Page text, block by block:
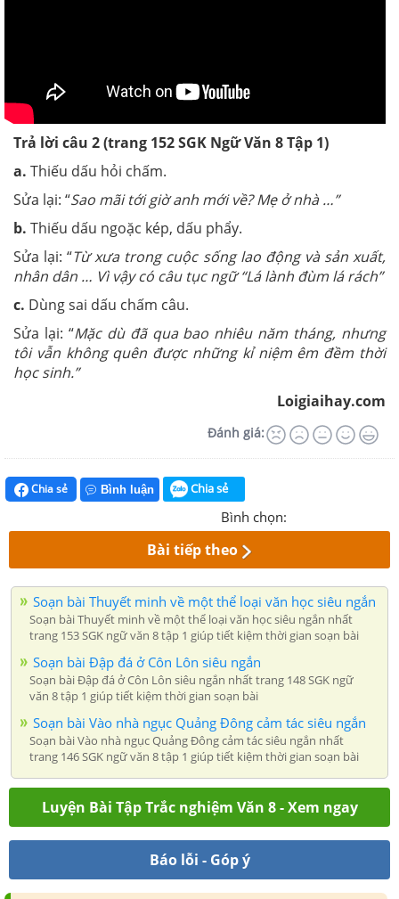
Trả lời câu 2(trang 152 SGK Ngữ Văn 8 Tập 1)
a. Thiếu dấu hỏi chấm.
Sửa lại: “Sao mãi tới giờ anh mới về? Mẹ ở nhà …”
b. Thiếu dấu ngoặc kép, dấu phẩy.
Sửa lại: “Từ xưa trong cuộc sống lao động và sản xuất,
nhân dân … Vì vậy có câu tục ngữ “Lá lành đùm lá rách”
c. Dùng sai dấu chấm câu.
Sửa lại: “Mặc dù đã qua bao nhiêu năm tháng, nhưng
tôi vẫn không quên được những kỉ niệm êm đềm thời
học sinh.”
Loigiaihay.com
Đánh giá:
Chia sẻ Bình luận Chia sẻ
Bình chọn:
Bài tiếp theo
Soạn bài Thuyết minh về một thể loại văn học siêu ngắn
Soạn bài Thuyết minh về một thể loại văn học siêu ngắn nhất
trang 153 SGK ngữ văn 8 tập 1 giúp tiết kiệm thời gian soạn bài
Soạn bài Đập đá ở Côn Lôn siêu ngắn
Soạn bài Đập đá ở Côn Lôn siêu ngắn nhất trang 148 SGK ngữ
văn 8 tập 1 giúp tiết kiệm thời gian soạn bài
Soạn bài Vào nhà ngục Quảng Đông cảm tác siêu ngắn
Soạn bài Vào nhà ngục Quảng Đông cảm tác siêu ngắn nhất
trang 146 SGK ngữ văn 8 tập 1 giúp tiết kiệm thời gian soạn bài
Luyện Bài Tập Trắc nghiệm Văn 8 - Xem ngay
Báo lỗi - Góp ý